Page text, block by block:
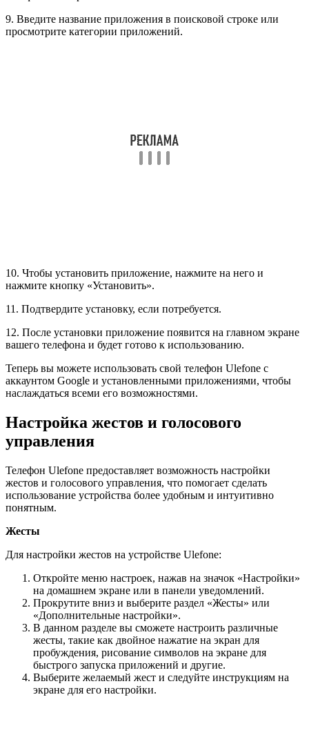
9. Введите название приложения в поисковой строке или
просмотрите категории приложений.
10. Чтобы установить приложение, нажмите на него и
нажмите кнопку «Установить».
11. Подтвердите установку, если потребуется.
12. После установки приложение появится на главном экране
вашего телефона и будет готово к использованию.
Теперь вы можете использовать свой телефон Ulefone с
аккаунтом Google и установленными приложениями, чтобы
наслаждаться всеми его возможностями.
Настройка жестов и голосового
управления
Телефон Ulefone предоставляет возможность настройки
жестов и голосового управления, что помогает сделать
использование устройства более удобным и интуитивно
понятным.
Жесты
Для настройки жестов на устройстве Ulefone:
Откройте меню настроек, нажав на значок «Настройки»
на домашнем экране или в панели уведомлений.
Прокрутите вниз и выберите раздел «Жесты» или
«Дополнительные настройки».
В данном разделе вы сможете настроить различные
жесты, такие как двойное нажатие на экран для
пробуждения, рисование символов на экране для
быстрого запуска приложений и другие.
Выберите желаемый жест и следуйте инструкциям на
экране для его настройки.